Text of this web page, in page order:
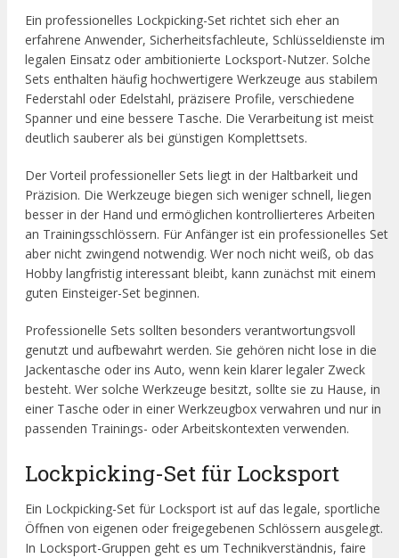
Ein professionelles Lockpicking-Set richtet sich eher an
erfahrene Anwender, Sicherheitsfachleute, Schlüsseldienste im
legalen Einsatz oder ambitionierte Locksport-Nutzer. Solche
Sets enthalten häufig hochwertigere Werkzeuge aus stabilem
Federstahl oder Edelstahl, präzisere Profile, verschiedene
Spanner und eine bessere Tasche. Die Verarbeitung ist meist
deutlich sauberer als bei günstigen Komplettsets.
Der Vorteil professioneller Sets liegt in der Haltbarkeit und
Präzision. Die Werkzeuge biegen sich weniger schnell, liegen
besser in der Hand und ermöglichen kontrollierteres Arbeiten
an Trainingsschlössern. Für Anfänger ist ein professionelles Set
aber nicht zwingend notwendig. Wer noch nicht weiß, ob das
Hobby langfristig interessant bleibt, kann zunächst mit einem
guten Einsteiger-Set beginnen.
Professionelle Sets sollten besonders verantwortungsvoll
genutzt und aufbewahrt werden. Sie gehören nicht lose in die
Jackentasche oder ins Auto, wenn kein klarer legaler Zweck
besteht. Wer solche Werkzeuge besitzt, sollte sie zu Hause, in
einer Tasche oder in einer Werkzeugbox verwahren und nur in
passenden Trainings- oder Arbeitskontexten verwenden.
Lockpicking-Set für Locksport
Ein Lockpicking-Set für Locksport ist auf das legale, sportliche
Öffnen von eigenen oder freigegebenen Schlössern ausgelegt.
In Locksport-Gruppen geht es um Technikverständnis, faire